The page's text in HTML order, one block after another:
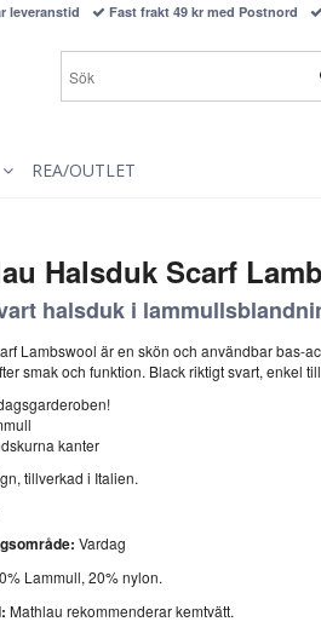
Halsduk Scarf
halsduk i
Lambswool är en skön och användbar bas-
smak och funktion. Black riktigt svart, enkel
kanter
tillverkad i Italien.
Vardag
Lammull, 20% nylon.
Mathlau rekommenderar kemtvätt.
leveranstid Fast frakt 49 kr med Postnord
REA/OUTLET